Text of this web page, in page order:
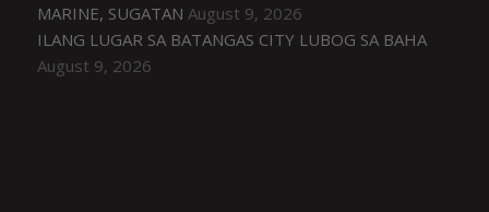
MARINE, SUGATAN August 9, 2026
ILANG LUGAR SA BATANGAS CITY LUBOG SA BAHA
August 9, 2026